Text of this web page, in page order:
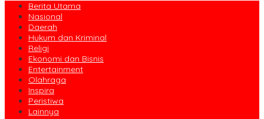
Berita Utama
Nasional
Daerah
Hukum dan Kriminal
Religi
Ekonomi dan Bisnis
Entertainment
Olahraga
Inspira
Peristiwa
Lainnya